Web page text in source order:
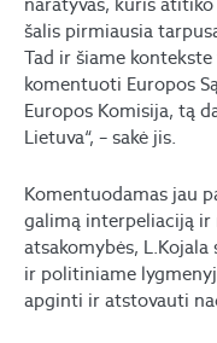
šalis pirmiausia
Tad ir šiame
komentuoti Europos
Europos Komisija, tą
Lietuva“, – sakė jis.
Komentuodamas jau
galimą interpeliaciją
atsakomybės,
ir politiniame
apginti ir atstovauti